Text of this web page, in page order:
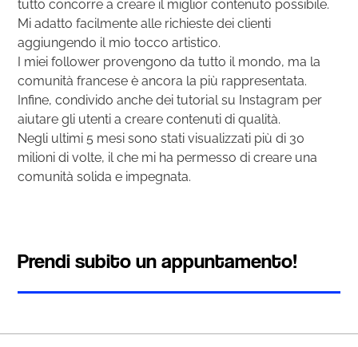
tutto concorre a creare il miglior contenuto possibile.
Mi adatto facilmente alle richieste dei clienti
aggiungendo il mio tocco artistico.
I miei follower provengono da tutto il mondo, ma la
comunità francese è ancora la più rappresentata.
Infine, condivido anche dei tutorial su Instagram per
aiutare gli utenti a creare contenuti di qualità.
Negli ultimi 5 mesi sono stati visualizzati più di 30
milioni di volte, il che mi ha permesso di creare una
comunità solida e impegnata.
Prendi subito un appuntamento!